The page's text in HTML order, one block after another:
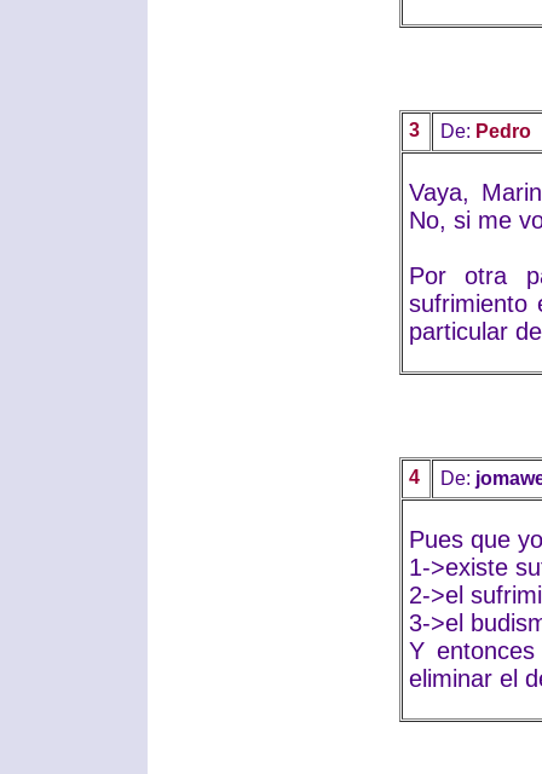
3 De: Pedro
Vaya,
No, si me
Por otra
sufrimiento
particular
4 De:
Pues que
1->existe
2->el
3->el
Y
eliminar el